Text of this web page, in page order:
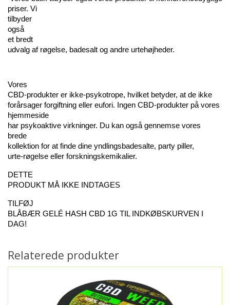
priser. Vi
tilbyder
også
et bredt
udvalg af røgelse, badesalt og andre urtehøjheder.
Vores
CBD-produkter er ikke-psykotrope, hvilket betyder, at de ikke
forårsager forgiftning eller eufori. Ingen CBD-produkter på vores
hjemmeside
har psykoaktive virkninger. Du kan også gennemse vores
brede
kollektion for at finde dine yndlingsbadesalte, party piller,
urte-røgelse eller forskningskemikalier.
DETTE
PRODUKT MÅ IKKE INDTAGES
TILFØJ
BLÅBÆR GELÉ HASH CBD 1G TIL INDKØBSKURVEN I
DAG!
Relaterede produkter